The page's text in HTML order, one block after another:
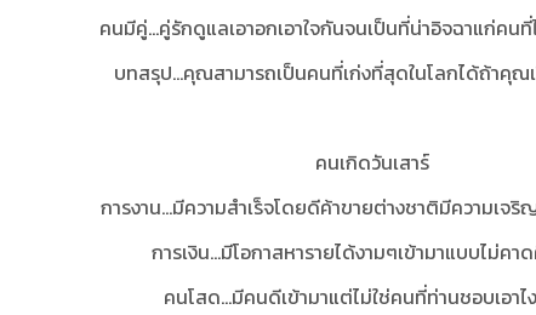
คนมีคู่...คู่รักดูแลเอาอกเอาใจกันจนเป็นที่น่าอิจฉาแก่คน
บทสรุป...คุณสามารถเป็นคนที่เก่งที่สุดในโลกได้ถ้าคุณ
คนเกิดวันเสาร์
การงาน...มีความสำเร็จโดยดีค้าขายต่างชาติมีความเจริ
การเงิน...มีโอกาสหารายได้งามๆเข้ามาแบบไม่คา
คนโสด...มีคนดีเข้ามาแต่ไม่ใช่คนที่ท่านชอบเอาไ